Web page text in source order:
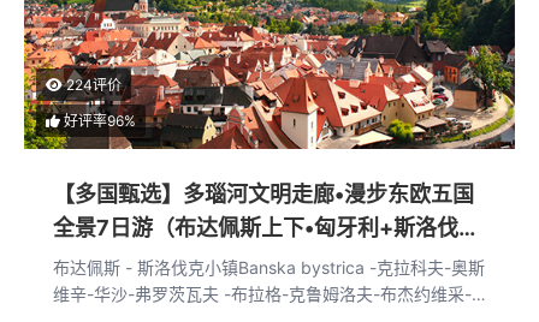
224评价
好评率96%
【多国甄选】多瑙河文明走廊•漫步东欧五国
全景7日游（布达佩斯上下•匈牙利+斯洛伐克
+波兰+捷克+奥地利）
布达佩斯 - 斯洛伐克小镇Banska bystrica -克拉科夫-奥斯
维辛-华沙-弗罗茨瓦夫 -布拉格-克鲁姆洛夫-布杰约维采-